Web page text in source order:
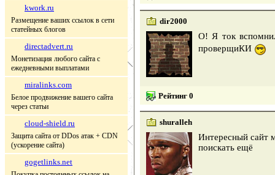
kwork.ru
Размещение ваших ссылок в сети
статейных блогов
directadvert.ru
Монетизация любого сайта с
ежедневными выплатами
miralinks.com
Белое продвижение вашего сайта
через статьи
cloud-shield.ru
Защита сайта от DDos атак + CDN
(ускорение сайта)
gogetlinks.net
dir2000
О! Я ток
проверщиКИ
Рейтинг 0
shuralleh
Интересный сайт
поискать ещё